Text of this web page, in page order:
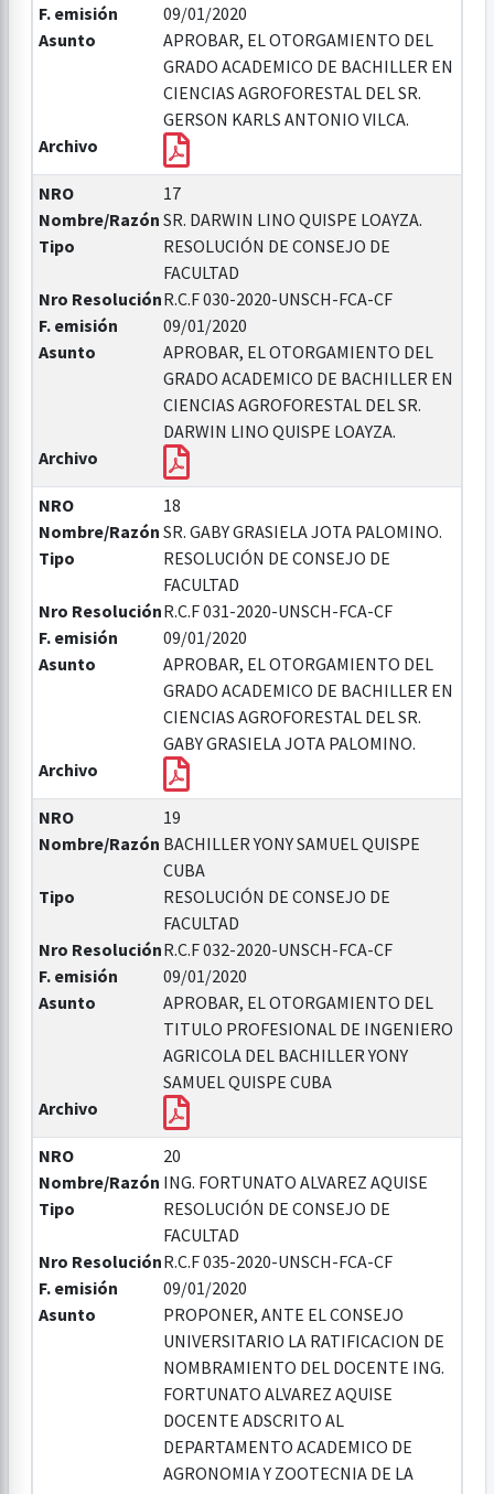
F. emisión
09/01/2020
Asunto
APROBAR, EL OTORGAMIENTO DEL
GRADO ACADEMICO DE BACHILLER EN
CIENCIAS AGROFORESTAL DEL SR.
GERSON KARLS ANTONIO VILCA.
Archivo
NRO
17
Nombre/Razón SR. DARWIN LINO QUISPE LOAYZA.
Tipo
RESOLUCIÓN DE CONSEJO DE
FACULTAD
Nro ResoluciónR.C.F 030-2020-UNSCH-FCA-CF
F. emisión
09/01/2020
Asunto
APROBAR, EL OTORGAMIENTO DEL
GRADO ACADEMICO DE BACHILLER EN
CIENCIAS AGROFORESTAL DEL SR.
DARWIN LINO QUISPE LOAYZA.
Archivo
NRO
18
Nombre/Razón SR. GABY GRASIELA JOTA PALOMINO.
Tipo
RESOLUCIÓN DE CONSEJO DE
FACULTAD
Nro ResoluciónR.C.F 031-2020-UNSCH-FCA-CF
F. emisión
09/01/2020
Asunto
APROBAR, EL OTORGAMIENTO DEL
GRADO ACADEMICO DE BACHILLER EN
CIENCIAS AGROFORESTAL DEL SR.
GABY GRASIELA JOTA PALOMINO.
Archivo
NRO
19
Nombre/Razón BACHILLER YONY SAMUEL QUISPE
CUBA
Tipo
RESOLUCIÓN DE CONSEJO DE
FACULTAD
Nro ResoluciónR.C.F 032-2020-UNSCH-FCA-CF
F. emisión
09/01/2020
Asunto
APROBAR, EL OTORGAMIENTO DEL
TITULO PROFESIONAL DE INGENIERO
AGRICOLA DEL BACHILLER YONY
SAMUEL QUISPE CUBA
Archivo
NRO
20
Nombre/Razón ING. FORTUNATO ALVAREZ AQUISE
Tipo
RESOLUCIÓN DE CONSEJO DE
FACULTAD
Nro ResoluciónR.C.F 035-2020-UNSCH-FCA-CF
F. emisión
09/01/2020
Asunto
PROPONER, ANTE EL CONSEJO
UNIVERSITARIO LA RATIFICACION DE
NOMBRAMIENTO DEL DOCENTE ING.
FORTUNATO ALVAREZ AQUISE
DOCENTE ADSCRITO AL
DEPARTAMENTO ACADEMICO DE
AGRONOMIA Y ZOOTECNIA DE LA